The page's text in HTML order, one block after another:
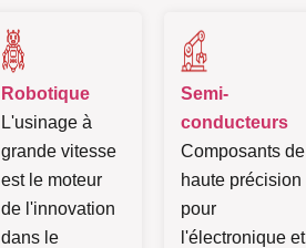
Robotique
L'usinage à
grande vitesse
est le moteur
de l'innovation
dans le
Semi-
conducteurs
Composants de
haute précision
pour
l'électronique et